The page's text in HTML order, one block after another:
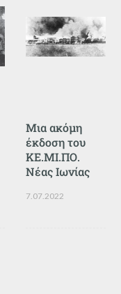
Μια ακόμη
έκδοση του
ΚΕ.ΜΙ.ΠΟ.
Νέας Ιωνίας
7.07.2022